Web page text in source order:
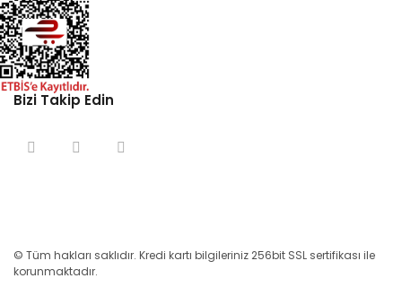
Bizi Takip Edin
© Tüm hakları saklıdır. Kredi kartı bilgileriniz 256bit SSL sertifikası ile
korunmaktadır.